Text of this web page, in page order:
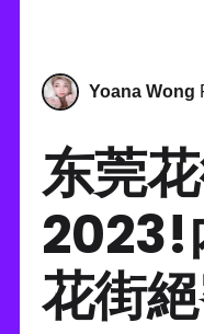
Yoana Wong
东莞
2023!
花街